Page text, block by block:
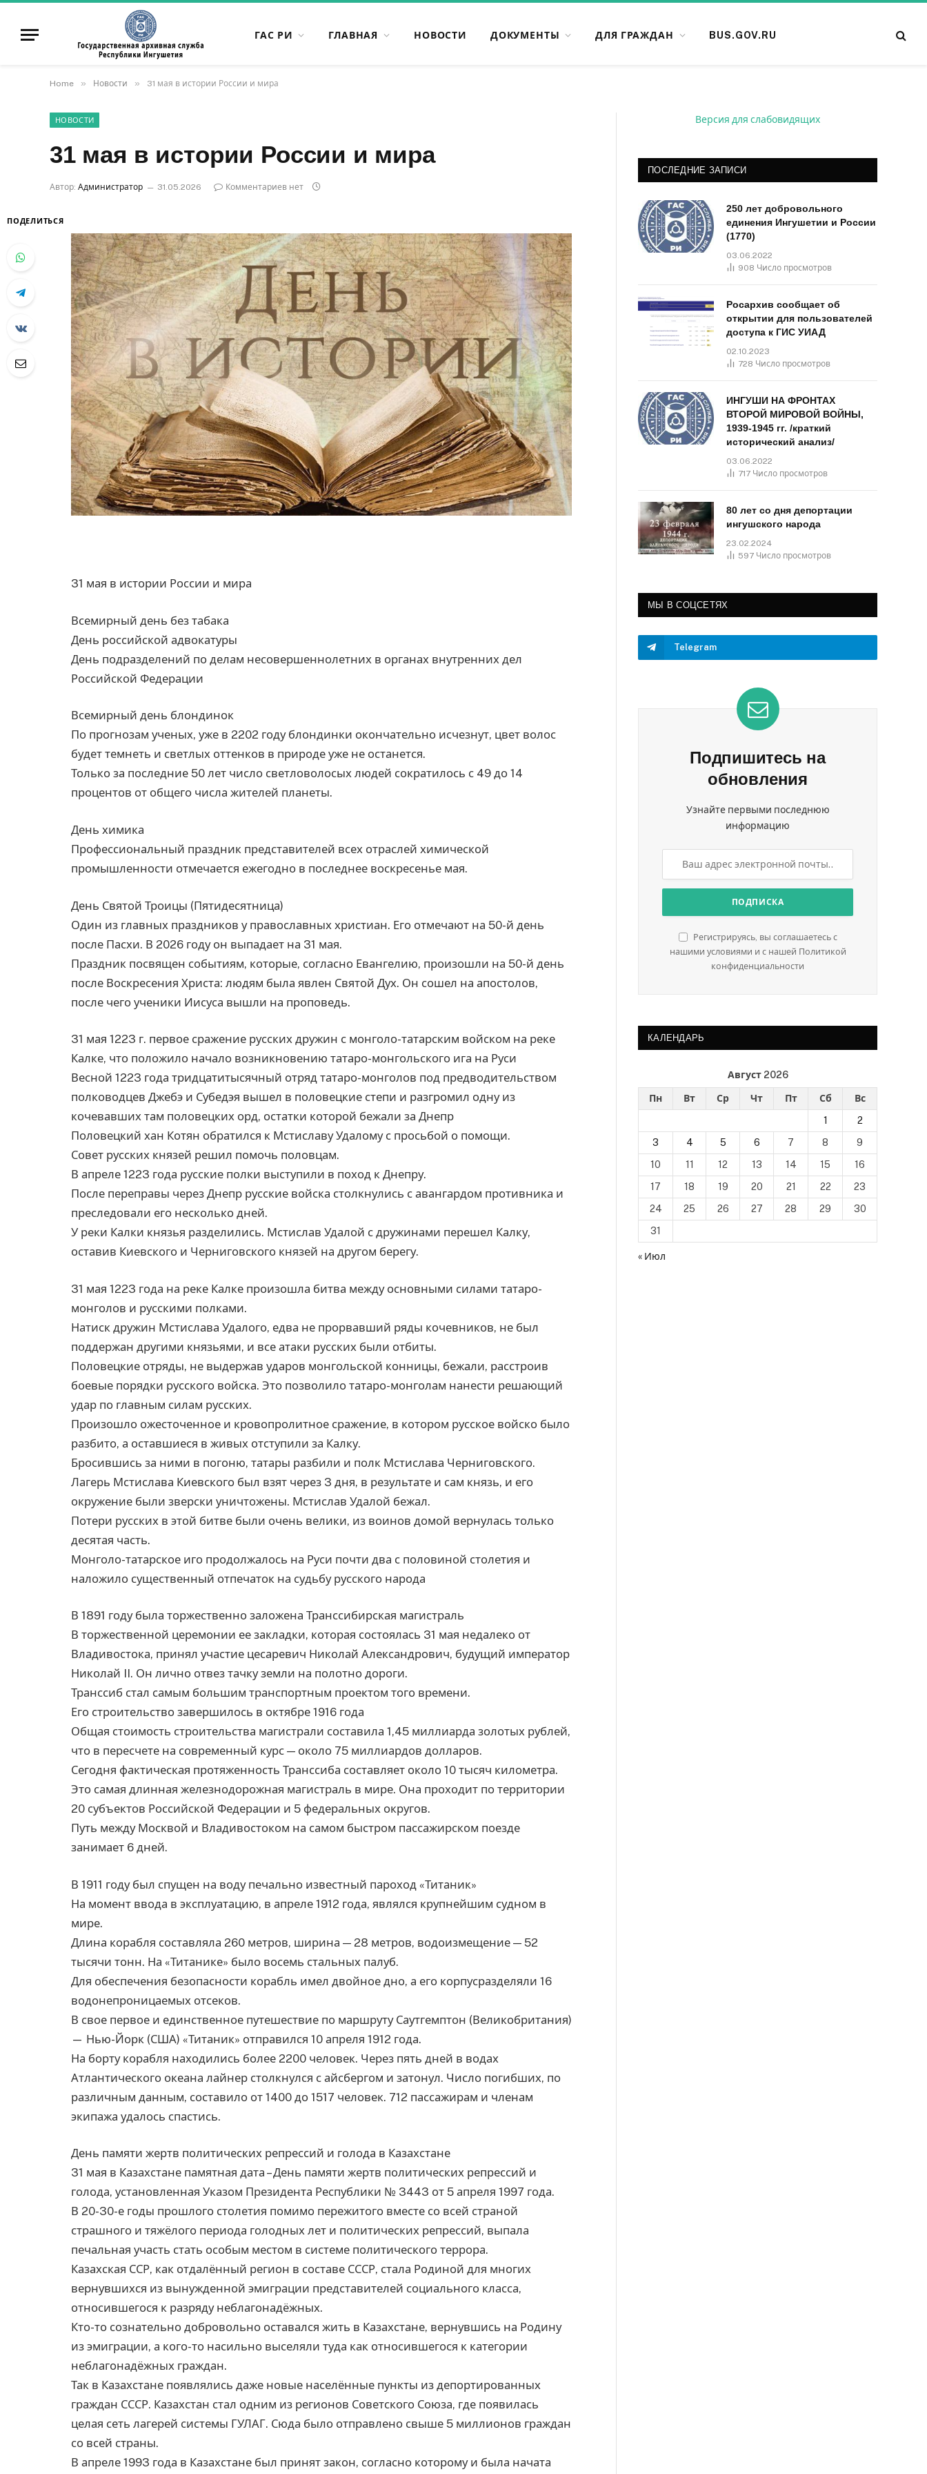
ГАС РИ ГЛАВНАЯ НОВОСТИ ДОКУМЕНТЫ ДЛЯ ГРАЖДАН BUS.GOV.RU
Home » Новости » 31 мая в истории России и мира
НОВОСТИ
31 мая в истории России и мира
Автор: Администратор 31.05.2026 Комментариев нет
ПОДЕЛИТЬСЯ
31 мая в истории России и мира
Всемирный день без табака
День российской адвокатуры
День подразделений по делам несовершеннолетних в органах внутренних дел
Российской Федерации
Всемирный день блондинок
По прогнозам ученых, уже в 2202 году блондинки окончательно исчезнут, цвет волос
будет темнеть и светлых оттенков в природе уже не останется.
Только за последние 50 лет число светловолосых людей сократилось с 49 до 14
процентов от общего числа жителей планеты.
День химика
Профессиональный праздник представителей всех отраслей химической
промышленности отмечается ежегодно в последнее воскресенье мая.
День Святой Троицы (Пятидесятница)
Один из главных праздников у православных христиан. Его отмечают на 50-й день
после Пасхи. В 2026 году он выпадает на 31 мая.
Праздник посвящен событиям, которые, согласно Евангелию, произошли на 50-й день
после Воскресения Христа: людям была явлен Святой Дух. Он сошел на апостолов,
после чего ученики Иисуса вышли на проповедь.
31 мая 1223 г. первое сражение русских дружин с монголо-татарским войском на реке
Калке, что положило начало возникновению татаро-монгольского ига на Руси
Весной 1223 года тридцатитысячный отряд татаро-монголов под предводительством
полководцев Джебэ и Субедэя вышел в половецкие степи и разгромил одну из
кочевавших там половецких орд, остатки которой бежали за Днепр
Половецкий хан Котян обратился к Мстиславу Удалому с просьбой о помощи.
Совет русских князей решил помочь половцам.
В апреле 1223 года русские полки выступили в поход к Днепру.
После переправы через Днепр русские войска столкнулись с авангардом противника и
преследовали его несколько дней.
У реки Калки князья разделились. Мстислав Удалой с дружинами перешел Калку,
оставив Киевского и Черниговского князей на другом берегу.
31 мая 1223 года на реке Калке произошла битва между основными силами татаро-
монголов и русскими полками.
Натиск дружин Мстислава Удалого, едва не прорвавший ряды кочевников, не был
поддержан другими князьями, и все атаки русских были отбиты.
Половецкие отряды, не выдержав ударов монгольской конницы, бежали, расстроив
боевые порядки русского войска. Это позволило татаро-монголам нанести решающий
удар по главным силам русских.
Произошло ожесточенное и кровопролитное сражение, в котором русское войско было
разбито, а оставшиеся в живых отступили за Калку.
Бросившись за ними в погоню, татары разбили и полк Мстислава Черниговского.
Лагерь Мстислава Киевского был взят через 3 дня, в результате и сам князь, и его
окружение были зверски уничтожены. Мстислав Удалой бежал.
Потери русских в этой битве были очень велики, из воинов домой вернулась только
десятая часть.
Монголо-татарское иго продолжалось на Руси почти два с половиной столетия и
наложило существенный отпечаток на судьбу русского народа
В 1891 году была торжественно заложена Транссибирская магистраль
В торжественной церемонии ее закладки, которая состоялась 31 мая недалеко от
Владивостока, принял участие цесаревич Николай Александрович, будущий император
Николай II. Он лично отвез тачку земли на полотно дороги.
Транссиб стал самым большим транспортным проектом того времени.
Его строительство завершилось в октябре 1916 года
Общая стоимость строительства магистрали составила 1,45 миллиарда золотых рублей,
что в пересчете на современный курс — около 75 миллиардов долларов.
Сегодня фактическая протяженность Транссиба составляет около 10 тысяч километра.
Это самая длинная железнодорожная магистраль в мире. Она проходит по территории
20 субъектов Российской Федерации и 5 федеральных округов.
Путь между Москвой и Владивостоком на самом быстром пассажирском поезде
занимает 6 дней.
В 1911 году был спущен на воду печально известный пароход «Титаник»
На момент ввода в эксплуатацию, в апреле 1912 года, являлся крупнейшим судном в
мире.
Длина корабля составляла 260 метров, ширина — 28 метров, водоизмещение — 52
тысячи тонн. На «Титанике» было восемь стальных палуб.
Для обеспечения безопасности корабль имел двойное дно, а его корпусразделяли 16
водонепроницаемых отсеков.
В свое первое и единственное путешествие по маршруту Саутгемптон (Великобритания)
— Нью-Йорк (США) «Титаник» отправился 10 апреля 1912 года.
На борту корабля находились более 2200 человек. Через пять дней в водах
Атлантического океана лайнер столкнулся с айсбергом и затонул. Число погибших, по
различным данным, составило от 1400 до 1517 человек. 712 пассажирам и членам
экипажа удалось спастись.
День памяти жертв политических репрессий и голода в Казахстане
31 мая в Казахстане памятная дата – День памяти жертв политических репрессий и
голода, установленная Указом Президента Республики № 3443 от 5 апреля 1997 года.
В 20-30-е годы прошлого столетия помимо пережитого вместе со всей страной
страшного и тяжёлого периода голодных лет и политических репрессий, выпала
печальная участь стать особым местом в системе политического террора.
Казахская ССР, как отдалённый регион в составе СССР, стала Родиной для многих
вернувшихся из вынужденной эмиграции представителей социального класса,
относившегося к разряду неблагонадёжных.
Кто-то сознательно добровольно оставался жить в Казахстане, вернувшись на Родину
из эмиграции, а кого-то насильно выселяли туда как относившегося к категории
неблагонадёжных граждан.
Так в Казахстане появлялись даже новые населённые пункты из депортированных
граждан СССР. Казахстан стал одним из регионов Советского Союза, где появилась
целая сеть лагерей системы ГУЛАГ. Сюда было отправлено свыше 5 миллионов граждан
со всей страны.
В апреле 1993 года в Казахстане был принят закон, согласно которому и была начата
Версия для слабовидящих
ПОСЛЕДНИЕ ЗАПИСИ
250 лет добровольного
единения Ингушетии и России
(1770)
03.06.2022
908 Число просмотров
Росархив сообщает об
открытии для пользователей
доступа к ГИС УИАД
02.10.2023
728 Число просмотров
ИНГУШИ НА ФРОНТАХ
ВТОРОЙ МИРОВОЙ ВОЙНЫ,
1939-1945 гг. /краткий
исторический анализ/
03.06.2022
717 Число просмотров
80 лет со дня депортации
ингушского народа
23.02.2024
597 Число просмотров
МЫ В СОЦСЕТЯХ
Telegram
Подпишитесь на
обновления
Узнайте первыми последнюю
информацию
Регистрируясь, вы соглашаетесь с
нашими условиями и с нашей Политикой
конфиденциальности
КАЛЕНДАРЬ
Август 2026
Пн Вт Ср Чт Пт Сб
Вс
1
2
3
4 5 6 7 8
9
10
11 12 13 14 15
16
17
18 19 20 21 22
23
24
25 26 27 28 29
30
31
« Июл